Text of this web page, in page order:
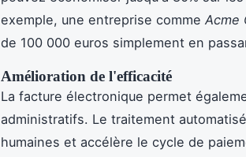
exemple, une entreprise comme Acme
de 100 000 euros simplement en
Amélioration de l'efficacité
La facture électronique permet
administratifs. Le traitement
humaines et accélère le cycle de